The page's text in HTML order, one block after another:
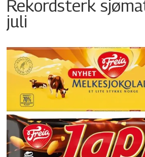
Rekordsterk
juli